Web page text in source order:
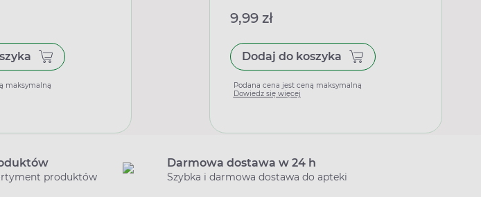
maksymalną
9,99 zł
Dodaj do koszyka
Podana cena jest ceną maksymalną
Dowiedz się więcej
produktów
Darmowa dostawa w 24 h
Szybka i darmowa dostawa do apteki